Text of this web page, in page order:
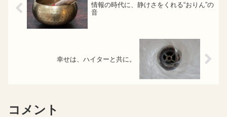
情報の時代に、静けさをくれる“おりん”の
音
幸せは、ハイターと共に。
コメント